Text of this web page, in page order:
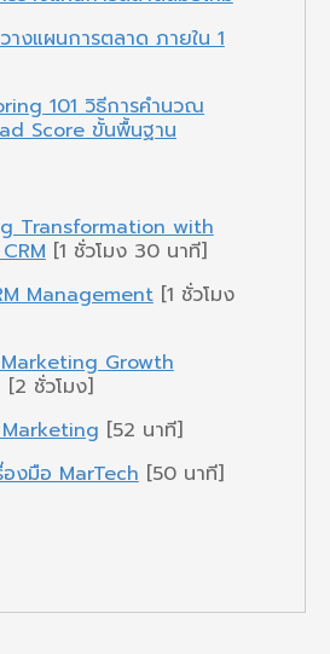
างแผนการตลาด ภายใน 1
101 วิธีการคำนวณ
Score ขั้นพื้นฐาน
Transformation with
[1 ชั่วโมง 30 นาที]
Management [1 ชั่วโมง
Growth
[2 ชั่วโมง]
[52 นาที]
องมือ MarTech [50 นาที]